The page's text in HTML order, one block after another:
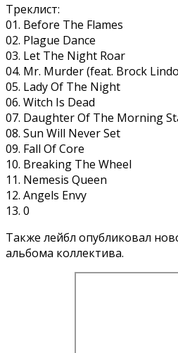
Треклист:
01. Before The Flames
02. Plague Dance
03. Let The Night Roar
04. Mr. Murder (feat. Brock
05. Lady Of The Night
06. Witch Is Dead
07. Daughter Of The Morning
08. Sun Will Never Set
09. Fall Of Core
10. Breaking The Wheel
11. Nemesis Queen
12. Angels Envy
13. 0
Также лейбл опубликовал
альбома коллектива.